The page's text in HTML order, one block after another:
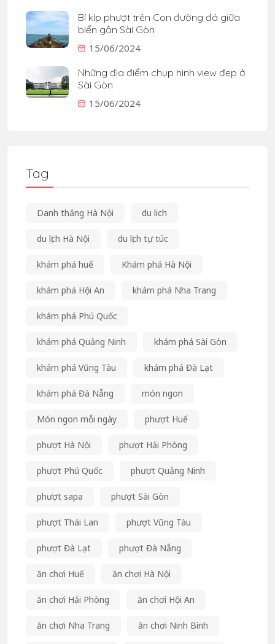
Bí kíp phượt trên Con đường đá giữa
biển gần Sài Gòn
15/06/2024
Những địa điểm chụp hình view đẹp ở
Sài Gòn
15/06/2024
Tag
Danh thắng Hà Nội du lich
du lịch Hà Nội du lịch tự túc
khám phá huế Khám phá Hà Nội
khám phá Hội An khám phá Nha Trang
khám phá Phú Quốc
khám phá Quảng Ninh khám phá Sài Gòn
khám phá Vũng Tàu khám phá Đà Lạt
khám phá Đà Nẵng món ngon
Món ngon mỗi ngày phượt Huế
phượt Hà Nội phượt Hải Phòng
phượt Phú Quốc phượt Quảng Ninh
phượt sapa phượt Sài Gòn
phượt Thái Lan phượt Vũng Tàu
phượt Đà Lạt phượt Đà Nẵng
ăn chơi Huế ăn chơi Hà Nội
ăn chơi Hải Phòng ăn chơi Hội An
ăn chơi Nha Trang ăn chơi Ninh Bình